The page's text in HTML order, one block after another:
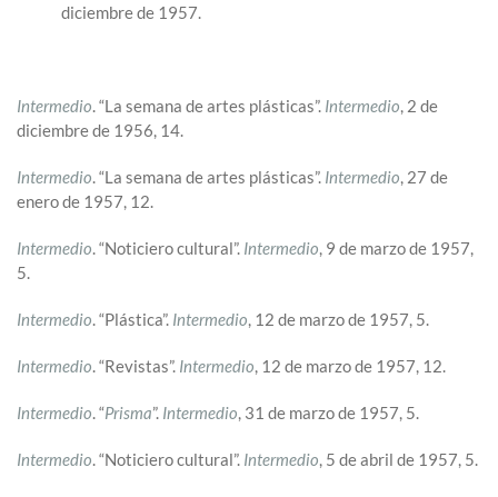
diciembre de 1957.
Intermedio. “La semana de artes plásticas”. Intermedio, 2 de
diciembre de 1956, 14.
Intermedio. “La semana de artes plásticas”. Intermedio, 27 de
enero de 1957, 12.
Intermedio. “Noticiero cultural”. Intermedio, 9 de marzo de 1957,
5.
Intermedio. “Plástica”. Intermedio, 12 de marzo de 1957, 5.
Intermedio. “Revistas”. Intermedio, 12 de marzo de 1957, 12.
Intermedio. “Prisma”. Intermedio, 31 de marzo de 1957, 5.
Intermedio. “Noticiero cultural”. Intermedio, 5 de abril de 1957, 5.